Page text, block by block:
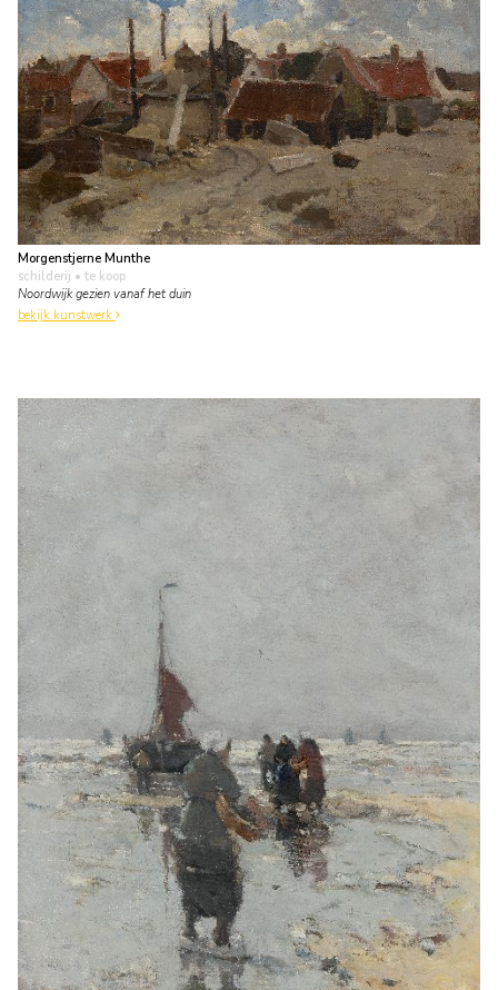
Morgenstjerne Munthe
schilderij • te koop
Noordwijk gezien vanaf het duin
bekijk kunstwerk